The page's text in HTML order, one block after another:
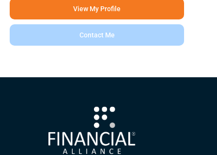
View My Profile
Contact Me